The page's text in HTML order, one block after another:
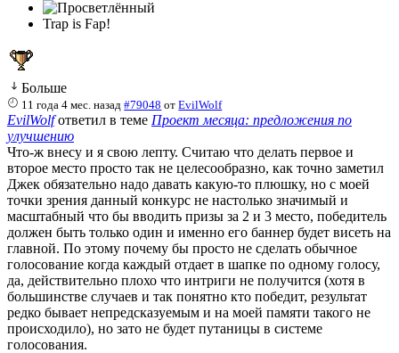
Trap is Fap!
Больше
11 года 4 мес. назад #79048 отEvilWolf
EvilWolfответил в теме Проект месяца: предложения по
улучшению
Что-ж внесу и я свою лепту. Считаю что делать первое и
второе место просто так не целесообразно, как точно заметил
Джек обязательно надо давать какую-то плюшку, но с моей
точки зрения данный конкурс не настолько значимый и
масштабный что бы вводить призы за 2 и 3 место, победитель
должен быть только один и именно его баннер будет висеть на
главной. По этому почему бы просто не сделать обычное
голосование когда каждый отдает в шапке по одному голосу,
да, действительно плохо что интриги не получится (хотя в
большинстве случаев и так понятно кто победит, результат
редко бывает непредсказуемым и на моей памяти такого не
происходило), но зато не будет путаницы в системе
голосования.